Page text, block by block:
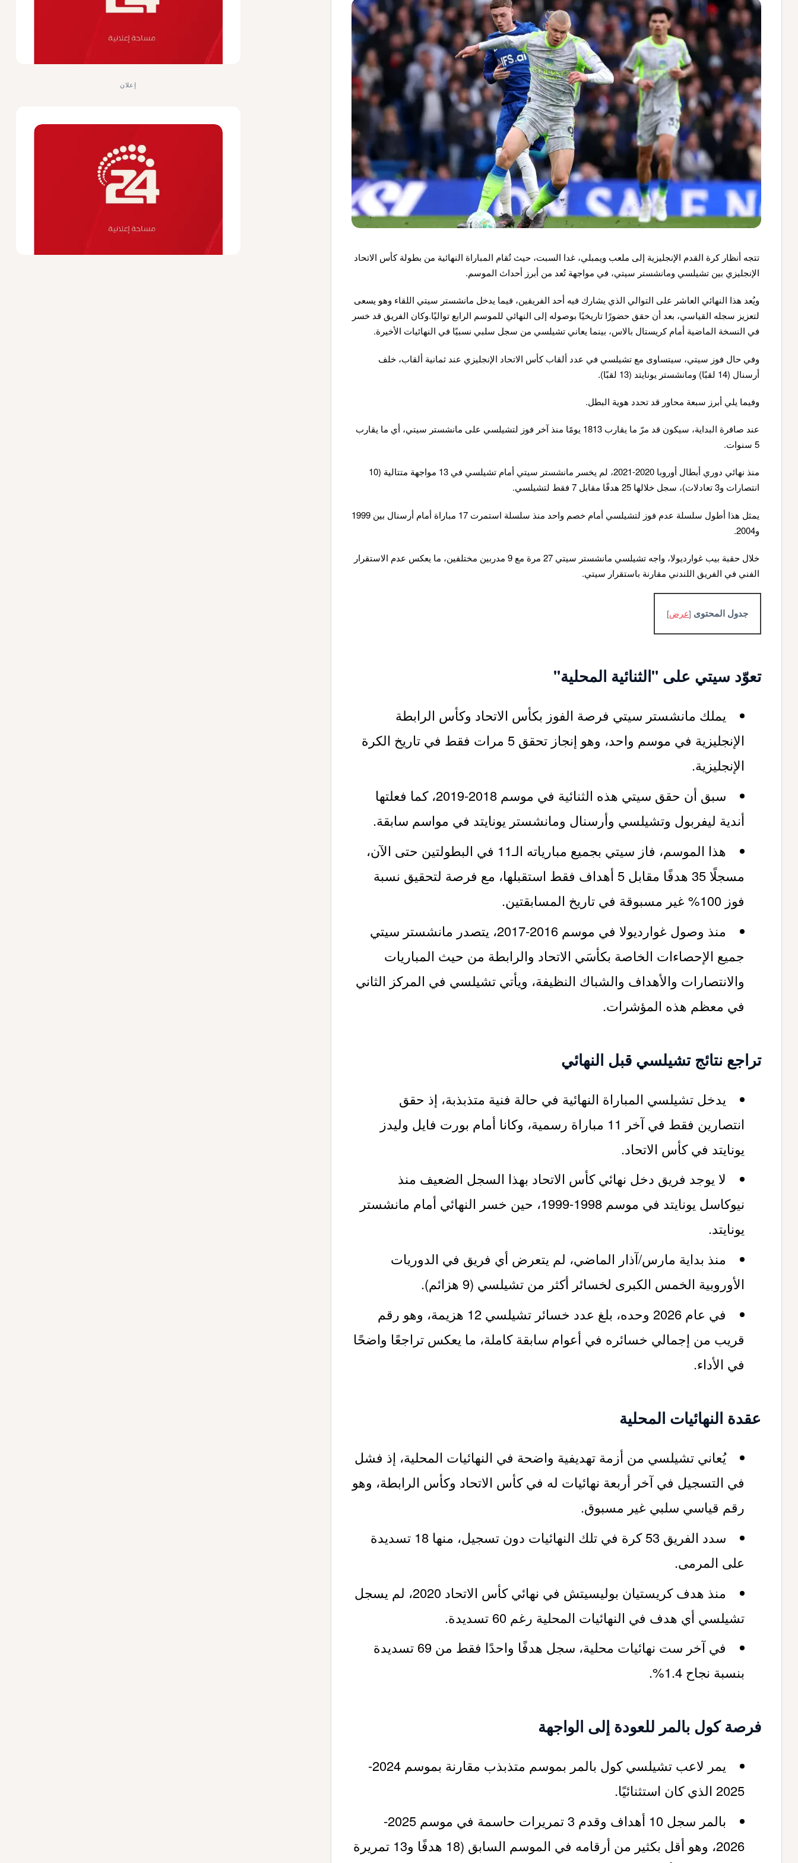
تتجه أنظار كرة القدم الإنجليزية إلى ملعب ويمبلي، غدا السبت، حيث تُقام المباراة النهائية من بطولة كأس الاتحاد
الإنجليزي بين تشيلسي ومانشستر سيتي، في مواجهة تُعد من أبرز أحداث الموسم.
ويُعد هذا النهائي العاشر على التوالي الذي يشارك فيه أحد الفريقين، فيما يدخل مانشستر سيتي اللقاء وهو يسعى
لتعزيز سجله القياسي، بعد أن حقق حضورًا تاريخيًا بوصوله إلى النهائي للموسم الرابع تواليًا.وكان الفريق قد خسر
في النسخة الماضية أمام كريستال بالاس، بينما يعاني تشيلسي من سجل سلبي نسبيًا في النهائيات الأخيرة.
وفي حال فوز سيتي، سيتساوى مع تشيلسي في عدد ألقاب كأس الاتحاد الإنجليزي عند ثمانية ألقاب، خلف
أرسنال (14 لقبًا) ومانشستر يونايتد (13 لقبًا).
وفيما يلي أبرز سبعة محاور قد تحدد هوية البطل.
عند صافرة البداية، سيكون قد مرّ ما يقارب 1813 يومًا منذ آخر فوز لتشيلسي على مانشستر سيتي، أي ما يقارب
5 سنوات.
منذ نهائي دوري أبطال أوروبا 2020-2021، لم يخسر مانشستر سيتي أمام تشيلسي في 13 مواجهة متتالية (10
انتصارات و3 تعادلات)، سجل خلالها 25 هدفًا مقابل 7 فقط لتشيلسي.
يمثل هذا أطول سلسلة عدم فوز لتشيلسي أمام خصم واحد منذ سلسلة استمرت 17 مباراة أمام أرسنال بين 1999
و2004.
خلال حقبة بيب غوارديولا، واجه تشيلسي مانشستر سيتي 27 مرة مع 9 مدربين مختلفين، ما يعكس عدم الاستقرار
الفني في الفريق اللندني مقارنة باستقرار سيتي.
جدول المحتوى [عرض]
تعوّد سيتي على "الثنائية المحلية"
يملك مانشستر سيتي فرصة الفوز بكأس الاتحاد وكأس الرابطة
الإنجليزية في موسم واحد، وهو إنجاز تحقق 5 مرات فقط في تاريخ الكرة
الإنجليزية.
سبق أن حقق سيتي هذه الثنائية في موسم 2018-2019، كما فعلتها
أندية ليفربول وتشيلسي وأرسنال ومانشستر يونايتد في مواسم سابقة.
هذا الموسم، فاز سيتي بجميع مبارياته الـ11 في البطولتين حتى الآن،
مسجلًا 35 هدفًا مقابل 5 أهداف فقط استقبلها، مع فرصة لتحقيق نسبة
فوز 100% غير مسبوقة في تاريخ المسابقتين.
منذ وصول غوارديولا في موسم 2016-2017، يتصدر مانشستر سيتي
جميع الإحصاءات الخاصة بكأسَي الاتحاد والرابطة من حيث المباريات
والانتصارات والأهداف والشباك النظيفة، ويأتي تشيلسي في المركز الثاني
في معظم هذه المؤشرات.
تراجع نتائج تشيلسي قبل النهائي
يدخل تشيلسي المباراة النهائية في حالة فنية متذبذبة، إذ حقق
انتصارين فقط في آخر 11 مباراة رسمية، وكانا أمام بورت فايل وليدز
يونايتد في كأس الاتحاد.
لا يوجد فريق دخل نهائي كأس الاتحاد بهذا السجل الضعيف منذ
نيوكاسل يونايتد في موسم 1998-1999، حين خسر النهائي أمام مانشستر
يونايتد.
منذ بداية مارس/آذار الماضي، لم يتعرض أي فريق في الدوريات
الأوروبية الخمس الكبرى لخسائر أكثر من تشيلسي (9 هزائم).
في عام 2026 وحده، بلغ عدد خسائر تشيلسي 12 هزيمة، وهو رقم
قريب من إجمالي خسائره في أعوام سابقة كاملة، ما يعكس تراجعًا واضحًا
في الأداء.
عقدة النهائيات المحلية
يُعاني تشيلسي من أزمة تهديفية واضحة في النهائيات المحلية، إذ فشل
في التسجيل في آخر أربعة نهائيات له في كأس الاتحاد وكأس الرابطة، وهو
رقم قياسي سلبي غير مسبوق.
سدد الفريق 53 كرة في تلك النهائيات دون تسجيل، منها 18 تسديدة
على المرمى.
منذ هدف كريستيان بوليسيتش في نهائي كأس الاتحاد 2020، لم يسجل
تشيلسي أي هدف في النهائيات المحلية رغم 60 تسديدة.
في آخر ست نهائيات محلية، سجل هدفًا واحدًا فقط من 69 تسديدة
بنسبة نجاح 1.4%.
فرصة كول بالمر للعودة إلى الواجهة
يمر لاعب تشيلسي كول بالمر بموسم متذبذب مقارنة بموسم 2024-
2025 الذي كان استثنائيًا.
بالمر سجل 10 أهداف وقدم 3 تمريرات حاسمة في موسم 2025-
2026، وهو أقل بكثير من أرقامه في الموسم السابق (18 هدفًا و13 تمريرة
إعلان